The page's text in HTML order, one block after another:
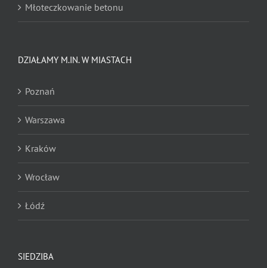
Młoteczkowanie betonu
Nacinanie pod odwodnienia liniowe
Zrywanie wykładzin dywanowych
Zrywanie posadzek żywicznych
Zrywanie posadzek przemysłowych
Zrywanie posadzek i nawierzchni sportowych
Zrywanie parkietów
DZIAŁAMY M.IN. W MIASTACH
Poznań
Warszawa
Kraków
Wrocław
Łódź
SIEDZIBA